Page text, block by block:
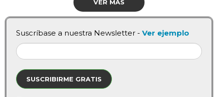
VER MÁS
Suscríbase a nuestra Newsletter - Ver ejemplo
SUSCRIBIRME GRATIS